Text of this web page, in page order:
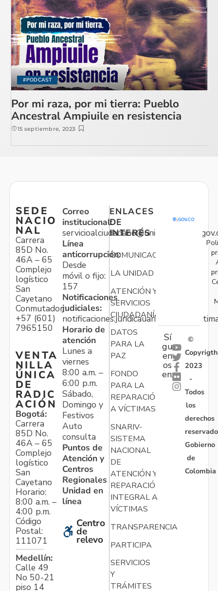
#PODCAST
Por mi raza, por mi tierra: Pueblo
Ancestral Ampiuile en resistencia
15 septiembre, 2023
SEDE
NACIO
NAL
Carrera
85D No.
46A – 65
Complejo
logístico
San
Cayetano
Conmutador:
+57 (601)
7965150
VENTA
NILLA
ÚNICA
DE
RADIC
ACIÓN
Bogotá:
Carrera
85D No.
46A – 65
Complejo
logístico
San
Cayetano
Horario:
8:00 a.m. –
4:00 p.m.
Código
Postal:
111071
Medellín:
Calle 49
No 50-21
piso 14
Correo
institucional:
Línea
anticorrupción:
Desde
móvil o fijo:
157
Notificaciones
judiciales:
Horario de
atención
Lunes a
viernes
8:00 a.m. –
6:00 p.m.
Sábado,
Domingo y
Festivos
Auto
consulta
Puntos de
Atención y
Centros
Regionales
Unidad en
línea
Centro
de
relevo
ENLACES
DE
INTERÉS
COMUNICACIONES
LA UNIDAD
ATENCIÓN Y
SERVICIOS
CIUDADANÍA
DATOS
PARA LA
PAZ
FONDO
PARA LA
REPARACIÓN
A VÍCTIMAS
SNARIV-
SISTEMA
NACIONAL
DE
ATENCIÓN Y
REPARACIÓN
INTEGRAL A
VÍCTIMAS
TRANSPARENCIA
PARTICIPA
SERVICIOS
Y
TRÁMITES
Sí
gu
en
os
en:
©
Copyrigth
2023
-
Todos
los
derechos
Gobierno
de
Colombia